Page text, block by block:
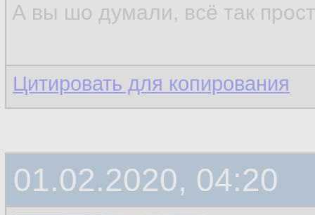
А вы шо думали, всё так
Цитировать для копирования
01.02.2020, 04:20